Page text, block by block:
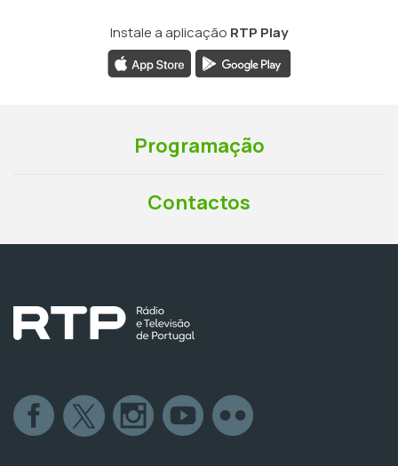
Instale a aplicação RTP Play
Programação
Contactos